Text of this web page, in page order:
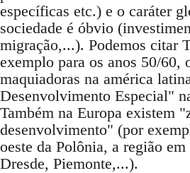
específicas etc.) e o caráter
sociedade é óbvio
migração,...). Podemos citar
exemplo para os anos 50/60,
maquiadoras na américa
Desenvolvimento Especial"
Também na Europa existem
desenvolvimento" (por
oeste da Polônia, a região
Dresde, Piemonte,...).